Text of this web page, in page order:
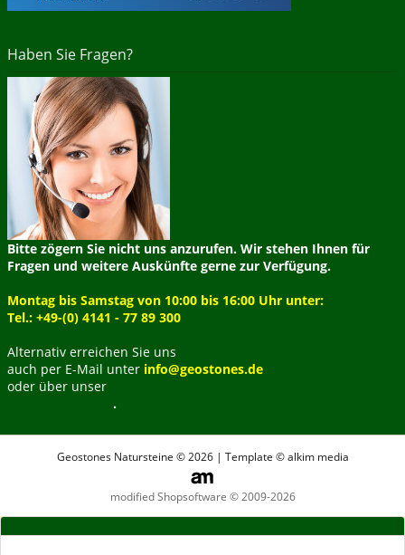
Haben Sie Fragen?
Bitte zögern Sie nicht uns anzurufen. Wir stehen Ihnen für
Fragen und weitere Auskünfte gerne zur Verfügung.
Montag bis Samstag von 10:00 bis 16:00 Uhr unter:
Tel.: +49-(0) 4141 - 77 89 300
Alternativ erreichen Sie uns
auch per E-Mail unter info@geostones.de
oder über unser
.
Geostones Natursteine © 2026 | Template © alkim media
modified Shopsoftware © 2009-2026